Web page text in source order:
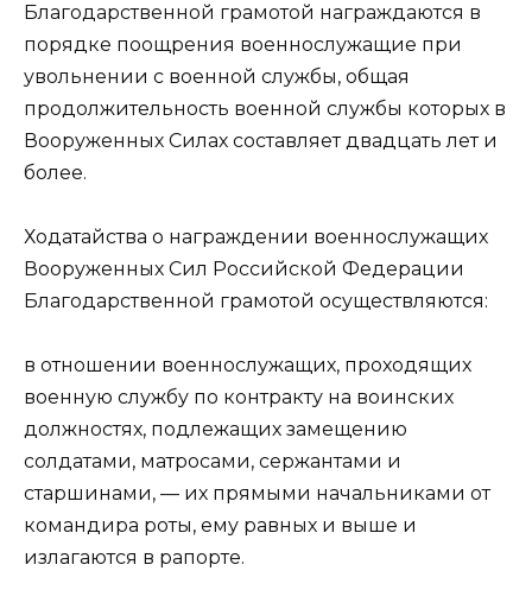
Благодарственной грамотой награждаются в
порядке поощрения военнослужащие при
увольнении с военной службы, общая
продолжительность военной службы которых в
Вооруженных Силах составляет двадцать лет и
более.
Ходатайства о награждении военнослужащих
Вооруженных Сил Российской Федерации
Благодарственной грамотой осуществляются:
в отношении военнослужащих, проходящих
военную службу по контракту на воинских
должностях, подлежащих замещению
солдатами, матросами, сержантами и
старшинами, — их прямыми начальниками от
командира роты, ему равных и выше и
излагаются в рапорте.